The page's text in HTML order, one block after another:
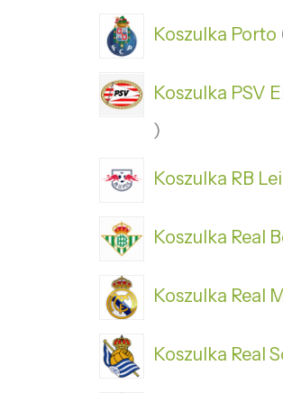
Koszulka Porto
Koszulka PSV
Koszulka RB
Koszulka Real
Koszulka Real
Koszulka Real